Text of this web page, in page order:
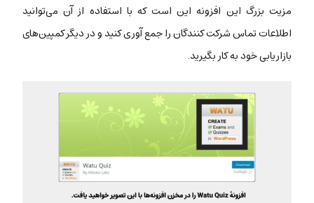
مزیت بزرگ این افزونه این است که با استفاده از آن می‌توانید
اطلاعات تماس شرکت کنندگان را جمع آوری کنید و در دیگر کمپین‌های
بازاریابی خود به کار بگیرید.